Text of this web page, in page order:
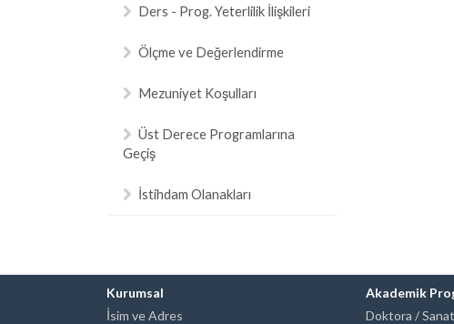
Ders - Prog. Yeterlilik İlişkileri
Ölçme ve Değerlendirme
Mezuniyet Koşulları
Üst Derece Programlarına
Geçiş
İstihdam Olanakları
Kurumsal
İsim ve Adres
Akademik
Doktora /